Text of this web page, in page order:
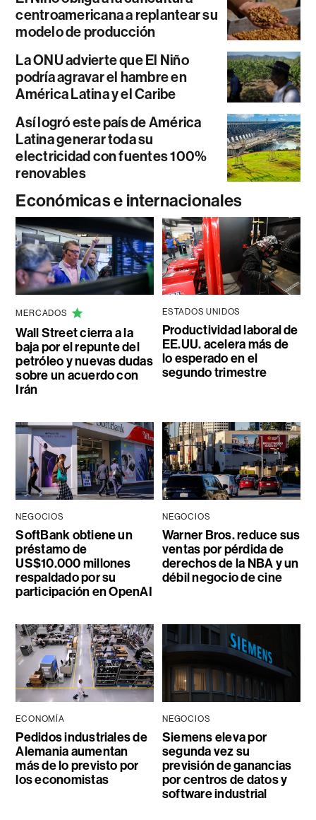
centroamericana a replantear su
modelo de producción
La ONU advierte que El Niño
podría agravar el hambre en
América Latina y el Caribe
Así logró este país de América
Latina generar toda su
electricidad con fuentes 100%
renovables
Económicas e internacionales
MERCADOS
Wall Street cierra a la
baja por el repunte del
petróleo y nuevas dudas
sobre un acuerdo con
Irán
ESTADOS UNIDOS
Productividad laboral de
EE.UU. acelera más de
lo esperado en el
segundo trimestre
NEGOCIOS
SoftBank obtiene un
préstamo de
US$10.000 millones
respaldado por su
participación en OpenAI
NEGOCIOS
Warner Bros. reduce sus
ventas por pérdida de
derechos de la NBA y un
débil negocio de cine
ECONOMÍA
Pedidos industriales de
Alemania aumentan
más de lo previsto por
los economistas
NEGOCIOS
Siemens eleva por
segunda vez su
previsión de ganancias
por centros de datos y
software industrial